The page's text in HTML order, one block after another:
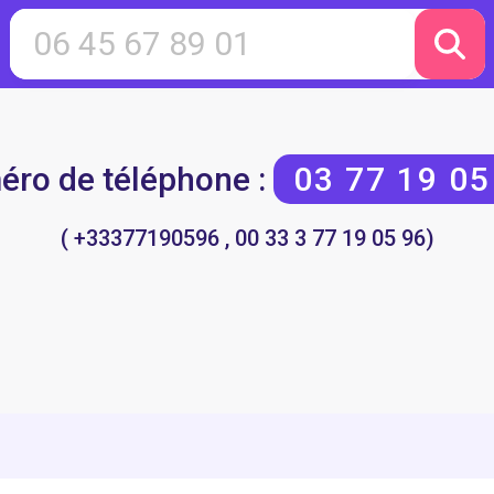
de téléphone : 03 77 19
( +33377190596 , 00 33 3 77 19 05 96)